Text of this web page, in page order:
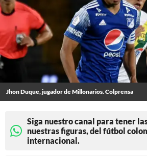
Jhon Duque, jugador de Millonarios. Colprensa
Siga nuestro canal para tener
nuestras figuras, del fútbol
internacional.